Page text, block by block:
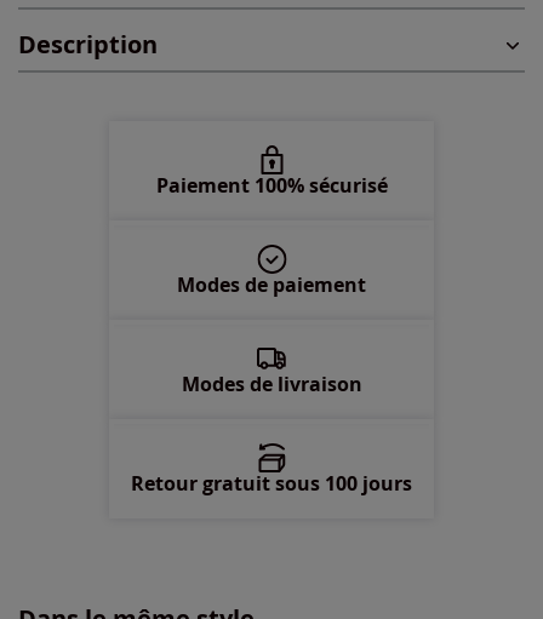
48 -Disponible dans 4 semaines
Description
Paiement 100% sécurisé
Modes de paiement
Modes de livraison
Retour gratuit sous 100 jours